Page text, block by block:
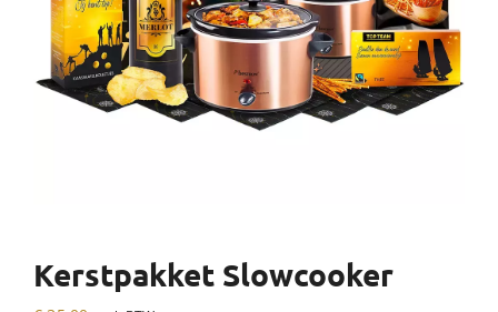
Kerstpakket Slowcooker